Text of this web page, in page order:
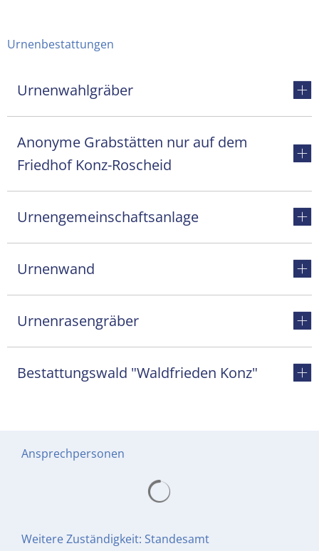
Urnenbestattungen
Urnenwahlgräber
Anonyme Grabstätten nur auf dem
Friedhof Konz-Roscheid
Urnengemeinschaftsanlage
Urnenwand
Urnenrasengräber
Bestattungswald "Waldfrieden Konz"
Ansprechpersonen
Weitere Zuständigkeit: Standesamt